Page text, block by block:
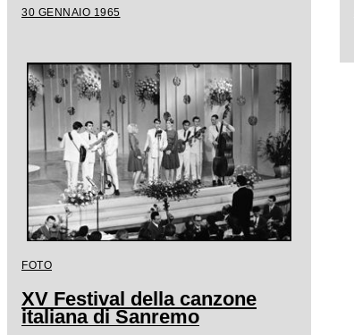
30 GENNAIO 1965
FOTO
XV Festival della canzone
italiana di Sanremo